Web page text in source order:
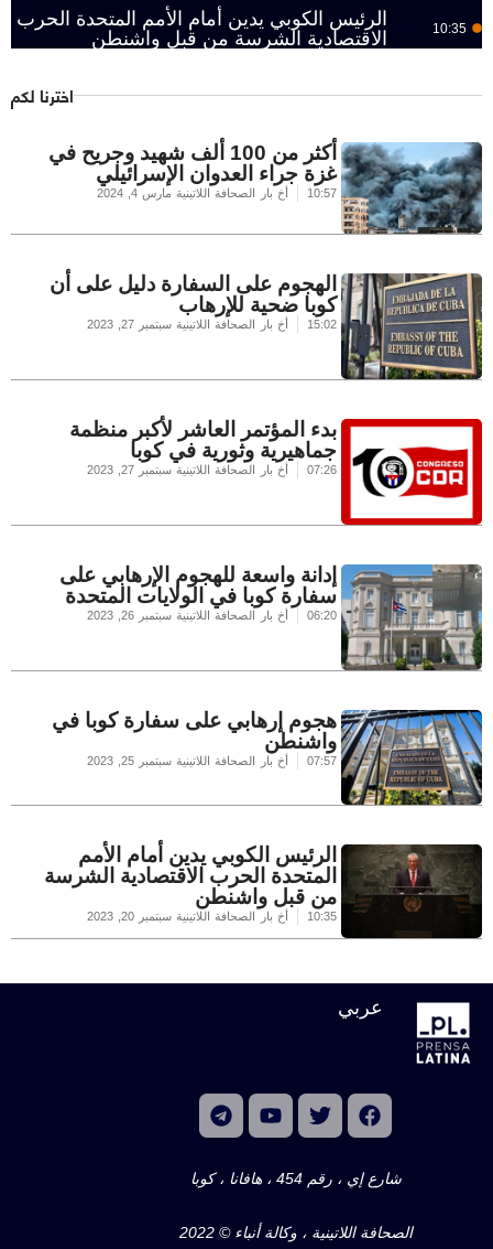
10:35
الرئيس الكوبي يدين أمام الأمم المتحدة الحرب
الاقتصادية الشرسة من قبل واشنطن
اخترنا لكم
أكثر من 100 ألف شهيد وجريح في
غزة جراء العدوان الإسرائيلي
10:57 أخ بار الصحافة اللاتينية مارس 4, 2024
الهجوم على السفارة دليل على أن
كوبا ضحية للإرهاب
15:02 أخ بار الصحافة اللاتينية سبتمبر 27, 2023
بدء المؤتمر العاشر لأكبر منظمة
جماهيرية وثورية في كوبا
07:26 أخ بار الصحافة اللاتينية سبتمبر 27, 2023
إدانة واسعة للهجوم الإرهابي على
سفارة كوبا في الولايات المتحدة
06:20 أخ بار الصحافة اللاتينية سبتمبر 26, 2023
هجوم إرهابي على سفارة كوبا في
واشنطن
07:57 أخ بار الصحافة اللاتينية سبتمبر 25, 2023
الرئيس الكوبي يدين أمام الأمم
المتحدة الحرب الاقتصادية الشرسة
من قبل واشنطن
10:35 أخ بار الصحافة اللاتينية سبتمبر 20, 2023
عربي
شارع إي ، رقم 454 ، هافانا ، كوبا
الصحافة اللاتينية ، وكالة أنباء © 2022